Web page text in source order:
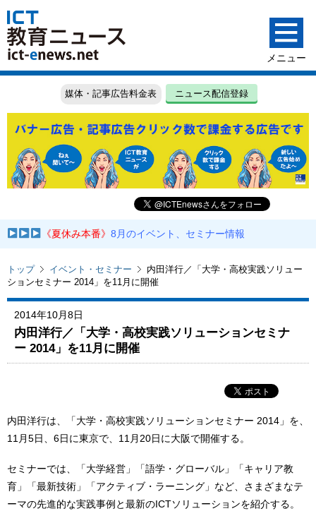
媒体・記事広告料金表 ニュース配信登録
《夏休み本番》8月のイベント、セミナー情報
トップ イベント・セミナー
内田洋行／「大学・高校実践ソリュー
ションセミナー 2014」を11月に開催
2014年10月8日
内田洋行／「大学・高校実践ソリューションセミナ
ー 2014」を11月に開催
内田洋行は、「大学・高校実践ソリューションセミナー 2014」を、
11月5日、6日に東京で、11月20日に大阪で開催する。
セミナーでは、「大学経営」「語学・グローバル」「キャリア教
育」「最新技術」「アクティブ・ラーニング」など、さまざまなテ
ーマの先進的な実践事例と最新のICTソリューションを紹介する。